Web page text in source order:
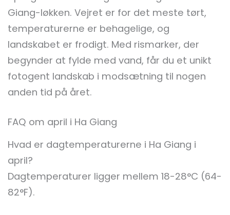
Giang-løkken. Vejret er for det meste tørt,
temperaturerne er behagelige, og
landskabet er frodigt. Med rismarker, der
begynder at fylde med vand, får du et unikt
fotogent landskab i modsætning til nogen
anden tid på året.
FAQ om april i Ha Giang
Hvad er dagtemperaturerne i Ha Giang i
april?
Dagtemperaturer ligger mellem 18-28°C (64-
82°F).